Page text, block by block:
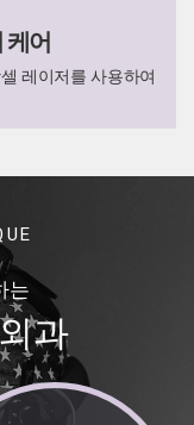
케어
레이저를 사용하여
는
과